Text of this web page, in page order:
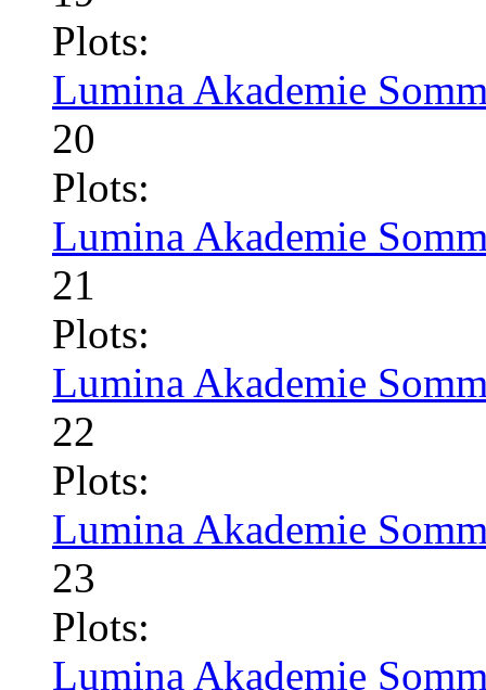
Plots:
Lumina Akademie
20
Plots:
Lumina Akademie
21
Plots:
Lumina Akademie
22
Plots:
Lumina Akademie
23
Plots:
Lumina Akademie